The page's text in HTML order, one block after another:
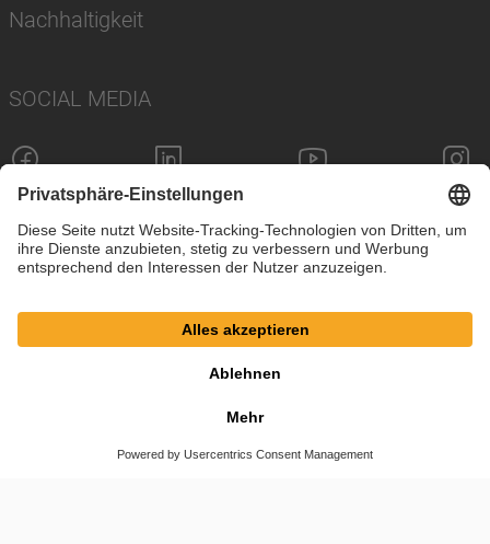
Nachhaltigkeit
SOCIAL MEDIA
© SAF-HOLLAND SE
Datenschutz
Cookie-Einstellungen
AGB